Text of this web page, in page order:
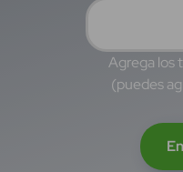
Agrega los
(puedes